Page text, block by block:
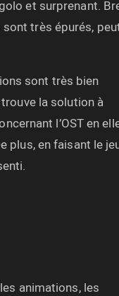
et surprenant.
très épurés,
sont très bien
la solution à
l’OST en
plus, en faisant le
animations, les